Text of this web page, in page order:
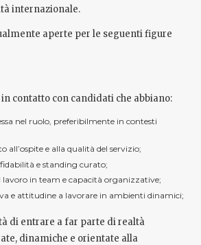
internazionale.
aperte per le seguenti figure
contatto con candidati che abbiano:
nel ruolo, preferibilmente in contesti
all’ospite e alla qualità del servizio;
e standing curato;
lavoro in team e capacità organizzative;
e attitudine a lavorare in ambienti dinamici;
di entrare a far parte di realtà
dinamiche e orientate alla